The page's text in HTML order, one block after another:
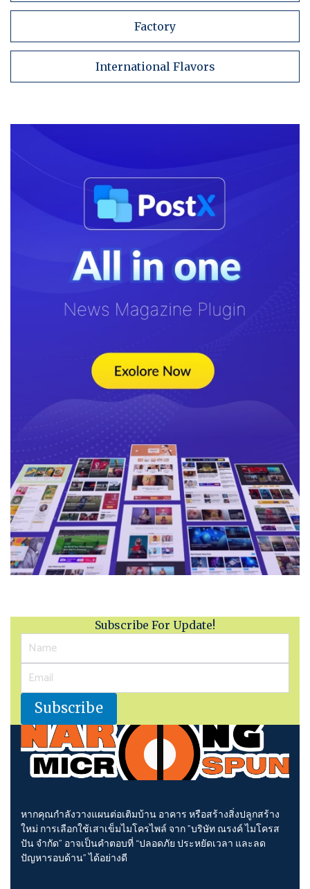
Factory
International Flavors
Subscribe For Update!
หากคุณกำลังวางแผนต่อเติมบ้าน อาคาร หรือสร้างสิ่งปลูกสร้าง
ใหม่ การเลือกใช้เสาเข็มไมโครไพล์ จาก "บริษัท ณรงค์ ไมโครส
ปัน จำกัด" อาจเป็นคำตอบที่ “ปลอดภัย ประหยัดเวลา และลด
ปัญหารอบด้าน” ได้อย่างดี